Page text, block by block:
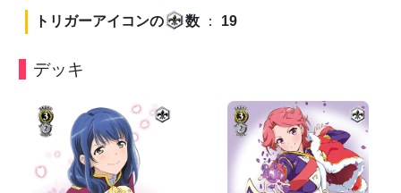
トリガーアイコンの
数 ： 19
デッキ